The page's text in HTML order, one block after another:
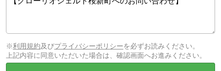
※利用規約及びプライバシーポリシーを必ずお読みください。
上記内容に同意いただいた場合は、確認画面へお進みください。